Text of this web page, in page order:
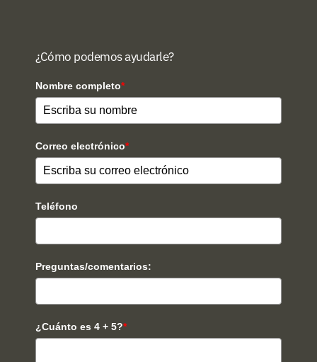
¿Cómo podemos ayudarle?
Nombre completo*
Correo electrónico*
Teléfono
Preguntas/comentarios:
¿Cuánto es 4 + 5?*